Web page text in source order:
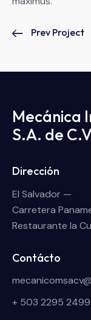
Prev Project
Mecánica
S.A. de
Dirección
El Salvador —
Carretera
Restaurante la
Contácto
+ 503 2295 2499